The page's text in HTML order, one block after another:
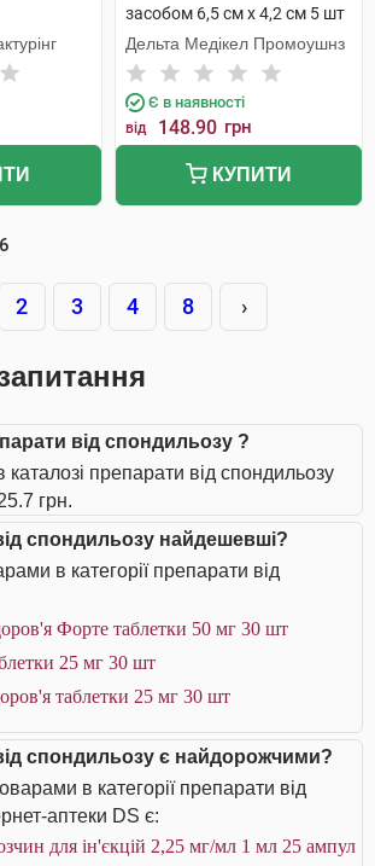
засобом 6,5 см х 4,2 см 5 шт
Дельта Медікел Промоушнз
Є в наявності
від 148.90 грн
КУПИТИ
2 3 4 8 ›
від спондильозу ?
каталозі препарати від спондильозу
грн.
спондильозу найдешевші?
в категорії препарати від
Форте таблетки 50 мг 30 шт
25 мг 30 шт
таблетки 25 мг 30 шт
спондильозу є найдорожчими?
в категорії препарати від
аптеки DS є:
для ін'єкцій 2,25 мг/мл 1 мл 25 ампул